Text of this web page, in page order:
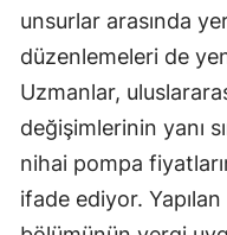
unsurlar arasında
düzenlemeleri de
Uzmanlar,
değişimlerinin yanı
nihai pompa
ifade ediyor.